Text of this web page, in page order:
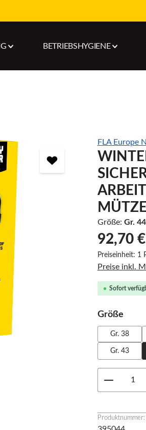
BETRIEBSHYGIENE
FLA Europe
Größe: Gr. 44
92,70 €
Preiseinheit: 1
Preise inkl.
Sofort
Größe
Gr. 38
Gr. 43
Produktnummer: